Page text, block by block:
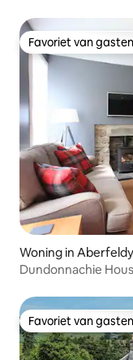
Favoriet van gasten
Favoriet van gasten
Woning in Aberfeldy
Dundonnachie
Favoriet van gasten
Favoriet van gasten